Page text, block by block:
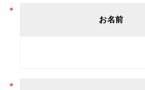
お名前